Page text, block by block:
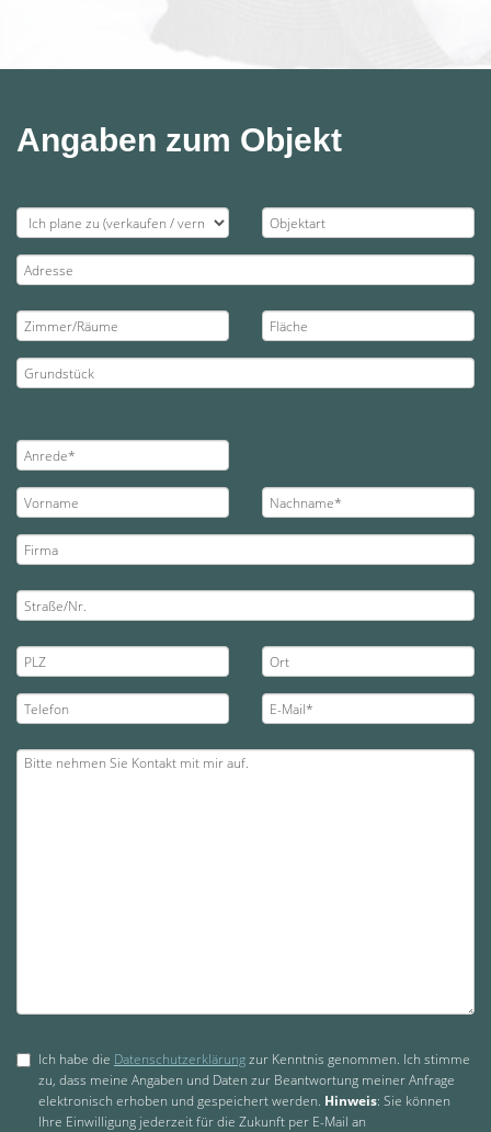
Angaben zum Objekt
Ich habe die Datenschutzerklärungzur Kenntnis genommen. Ich stimme
zu, dass meine Angaben und Daten zur Beantwortung meiner Anfrage
elektronisch erhoben und gespeichert werden. Hinweis: Sie können
Ihre Einwilligung jederzeit für die Zukunft per E-Mail an